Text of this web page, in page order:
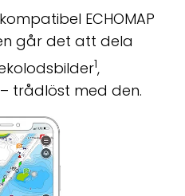
ECHOMAP
går det att dela
1,
trådlöst med den.